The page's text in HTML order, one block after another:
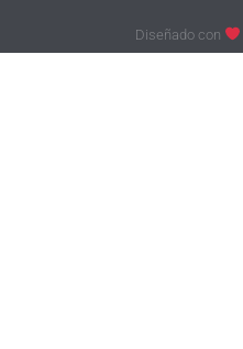
Diseñado con